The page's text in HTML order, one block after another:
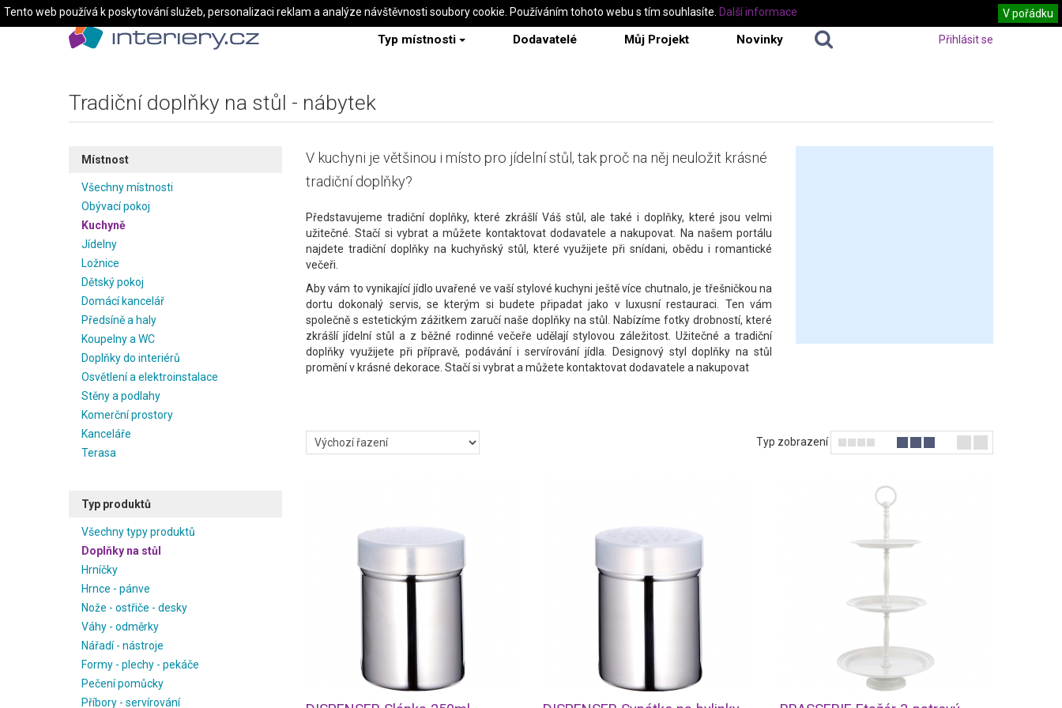
Typ místnosti Dodavatelé Můj Projekt Novinky Přihlásit se
Tradiční doplňky na stůl - nábytek
Místnost
Všechny místnosti
Obývací pokoj
Kuchyně
Jídelny
Ložnice
Dětský pokoj
Domácí kancelář
Předsíně a haly
Koupelny a WC
Doplňky do interiérů
Osvětlení a elektroinstalace
Stěny a podlahy
Komerční prostory
Kanceláře
Terasa
Typ produktů
Všechny typy produktů
Doplňky na stůl
Hrníčky
Hrnce - pánve
Nože - ostřiče - desky
Váhy - odměrky
Nářadí - nástroje
Formy - plechy - pekáče
Pečení pomůcky
Příbory - servírování
V kuchyni je většinou i místo pro jídelní stůl, tak proč na něj neuložit krásné
tradiční doplňky?
Představujeme tradiční doplňky, které zkrášlí Váš stůl, ale také i doplňky, které jsou velmi
užitečné. Stačí si vybrat a můžete kontaktovat dodavatele a nakupovat. Na našem portálu
najdete tradiční doplňky na kuchyňský stůl, které využijete při snídani, obědu i romantické
večeři.
Aby vám to vynikající jídlo uvařené ve vaší stylové kuchyni ještě více chutnalo, je třešničkou na
dortu dokonalý servis, se kterým si budete připadat jako v luxusní restauraci. Ten vám
společně s estetickým zážitkem zaručí naše doplňky na stůl. Nabízíme fotky drobností, které
zkrášlí jídelní stůl a z běžné rodinné večeře udělají stylovou záležitost. Užitečné a tradiční
doplňky využijete při přípravě, podávání i servírování jídla. Designový styl doplňky na stůl
promění v krásné dekorace. Stačí si vybrat a můžete kontaktovat dodavatele a nakupovat
Typ zobrazení
Tento web používá k poskytování služeb, personalizaci reklam a analýze návštěvnosti soubory cookie. Používáním tohoto webu s tím souhlasíte. V pořádku
Další informace